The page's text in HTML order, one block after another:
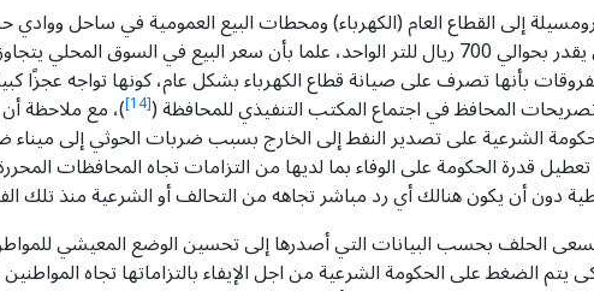
إلى القطاع العام (الكهرباء) ومحطات البيع العمومية في ساحل
المحافظ في اجتماع المكتب التنفيذي للمحافظة ([14] )، مع ملاحظة
تعطيل قدرة الحكومة على الوفاء بما لديها من التزامات تجاه المحافظات
دون أن يكون هنالك أي رد مباشر تجاهه من التحالف أو الشرعية منذ تلك
الحلف بحسب البيانات التي أصدرها إلى تحسين الوضع المعيشي
يتم الضغط على الحكومة الشرعية من اجل الإيفاء بالتزاماتها تجاه